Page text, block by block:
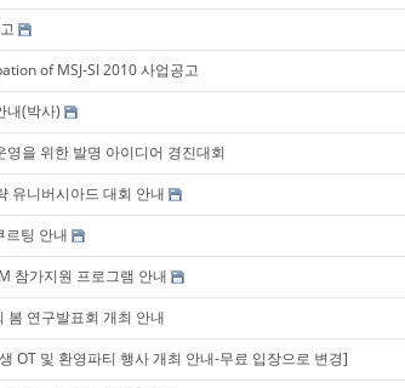
of MSJ-SI 2010 사업공고
내(박사)
영을 위한 발명 아이디어 경진대회
유니버시아드 대회 안내
르팅 안내
참가지원 프로그램 안내
봄 연구발표회 개최 안내
OT 및 환영파티 행사 개최 안내-무료 입장으로 변경]